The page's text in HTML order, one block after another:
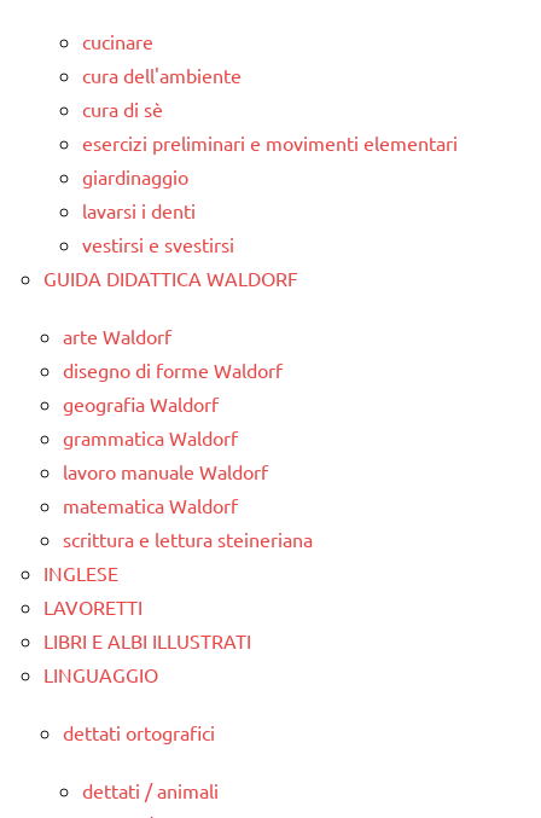
cucinare
cura dell'ambiente
cura di sè
esercizi preliminari e movimenti elementari
giardinaggio
lavarsi i denti
vestirsi e svestirsi
GUIDA DIDATTICA WALDORF
arte Waldorf
disegno di forme Waldorf
geografia Waldorf
grammatica Waldorf
lavoro manuale Waldorf
matematica Waldorf
scrittura e lettura steineriana
INGLESE
LAVORETTI
LIBRI E ALBI ILLUSTRATI
LINGUAGGIO
dettati ortografici
dettati / animali